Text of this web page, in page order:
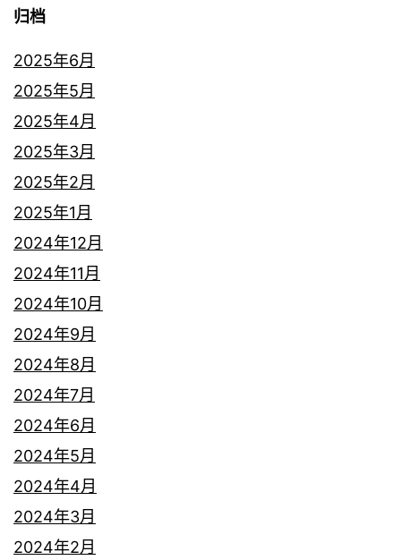
归档
2025年6月
2025年5月
2025年4月
2025年3月
2025年2月
2025年1月
2024年12月
2024年11月
2024年10月
2024年9月
2024年8月
2024年7月
2024年6月
2024年5月
2024年4月
2024年3月
2024年2月